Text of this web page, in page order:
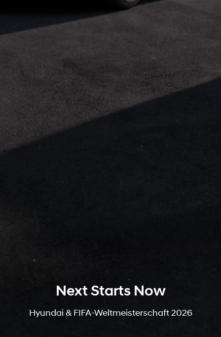
Next Starts Now
Hyundai & FIFA-Weltmeisterschaft 2026